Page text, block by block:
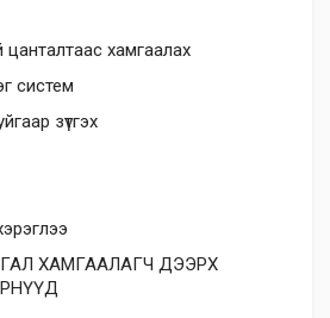
хамгаалах
систем
зүтгэх
ХАМГААЛАГЧ ДЭЭРХ